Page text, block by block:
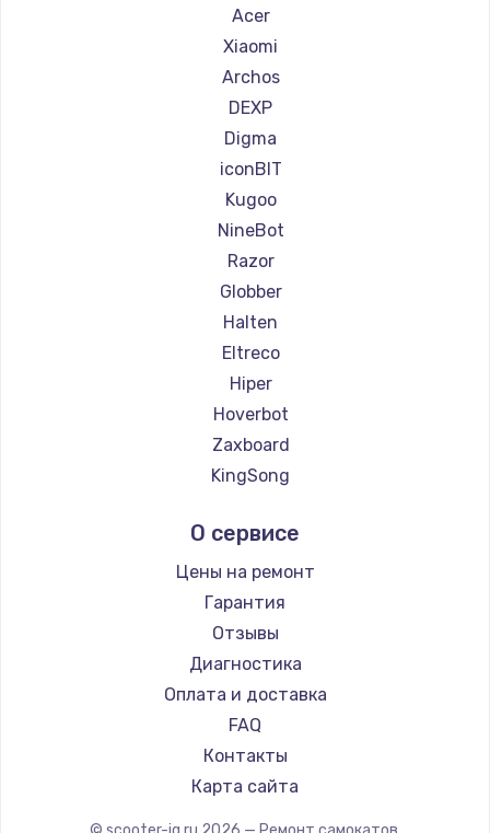
Ремонт самокатов Hunter
Ремонт самокатов Shorner
Ремонт самокатов Minimotors
Ремонт самокатов Bork
Ремонт самокатов Segway
Ремонт самокатов KIRIN
Acer
Xiaomi
Archos
DEXP
Digma
iconBIT
Kugoo
NineBot
Razor
Globber
Halten
Eltreco
Hiper
Hoverbot
Zaxboard
KingSong
Midway by Yamato
Hunter
Shorner
Minimotors
Bork
Segway
KIRIN
О сервисе
Цены на ремонт
Гарантия
Отзывы
Диагностика
Оплата и доставка
FAQ
Контакты
Карта сайта